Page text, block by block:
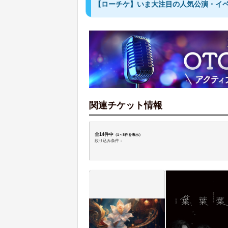
【ローチケ】いま大注目の人気公演・イ
関連チケット情報
全14件中（1～8件を表示）
絞り込み条件：